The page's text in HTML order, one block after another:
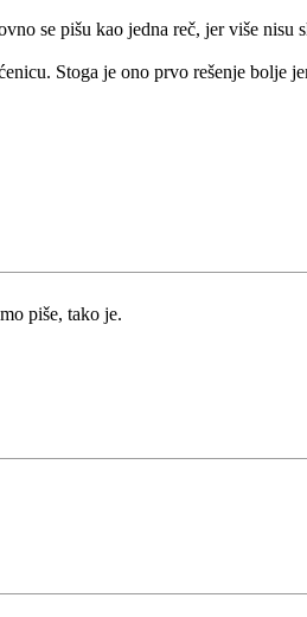
se pišu kao jedna reč, jer više
Stoga je ono prvo rešenje bolje
piše, tako je.